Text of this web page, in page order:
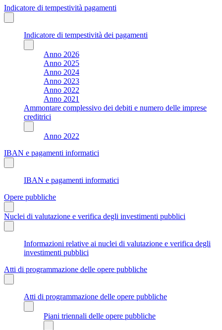
Indicatore di tempestività pagamenti
Indicatore di tempestività dei pagamenti
Anno 2026
Anno 2025
Anno 2024
Anno 2023
Anno 2022
Anno 2021
Ammontare complessivo dei debiti e numero delle imprese
creditrici
Anno 2022
IBAN e pagamenti informatici
IBAN e pagamenti informatici
Opere pubbliche
Nuclei di valutazione e verifica degli investimenti pubblici
Informazioni relative ai nuclei di valutazione e verifica degli
investimenti pubblici
Atti di programmazione delle opere pubbliche
Atti di programmazione delle opere pubbliche
Piani triennali delle opere pubbliche